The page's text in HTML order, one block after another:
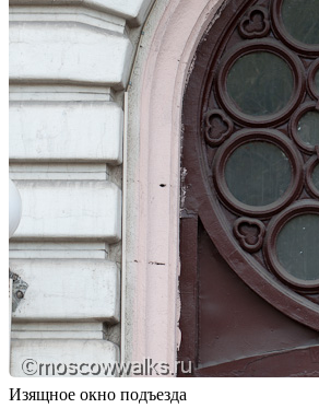
Изящное окно подъезда